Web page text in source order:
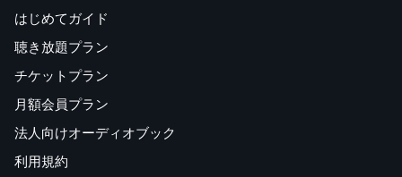
はじめてガイド
聴き放題プラン
チケットプラン
月額会員プラン
法人向けオーディオブック
利用規約